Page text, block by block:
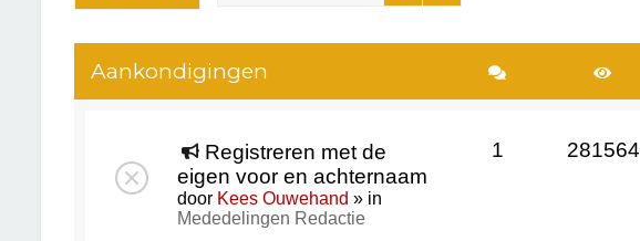
Aankondigingen
Registreren met de
eigen voor en achternaam
door Kees Ouwehand » in
Mededelingen Redactie
1 281564